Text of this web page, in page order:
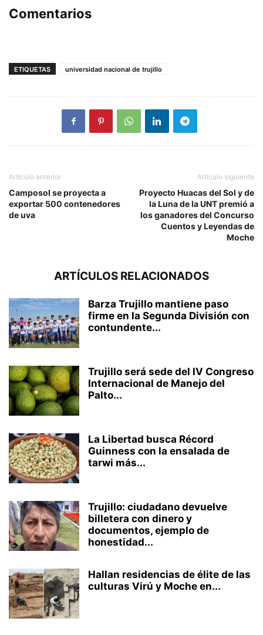
Comentarios
ETIQUETAS universidad nacional de trujillo
Artículo anterior
Camposol se proyecta a
exportar 500 contenedores
de uva
Artículo siguiente
Proyecto Huacas del Sol y de
la Luna de la UNT premió a
los ganadores del Concurso
Cuentos y Leyendas de
Moche
ARTÍCULOS RELACIONADOS
Barza Trujillo mantiene paso
firme en la Segunda División con
contundente...
Trujillo será sede del IV Congreso
Internacional de Manejo del
Palto...
La Libertad busca Récord
Guinness con la ensalada de
tarwi más...
Trujillo: ciudadano devuelve
billetera con dinero y
documentos, ejemplo de
honestidad...
Hallan residencias de élite de las
culturas Virú y Moche en...